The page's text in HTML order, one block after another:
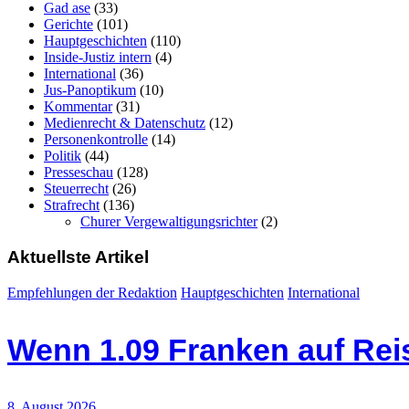
Gad ase (33)
Gerichte (101)
Hauptgeschichten (110)
Inside-Justiz intern (4)
International (36)
Jus-Panoptikum (10)
Kommentar(31)
Medienrecht & Datenschutz (12)
Personenkontrolle (14)
Politik (44)
Presseschau (128)
Steuerrecht (26)
Strafrecht (136)
Churer Vergewaltigungsrichter(2)
Aktuellste Artikel
Empfehlungen der Redaktion Hauptgeschichten International
Wenn 1.09 Franken auf